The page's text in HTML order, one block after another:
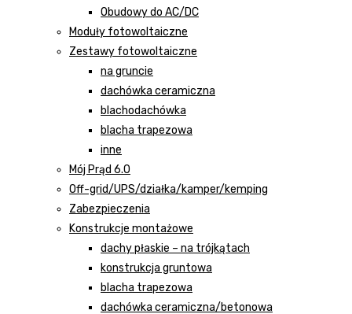
Obudowy do AC/DC
Moduły fotowoltaiczne
Zestawy fotowoltaiczne
na gruncie
dachówka ceramiczna
blachodachówka
blacha trapezowa
inne
Mój Prąd 6.0
Off-grid/UPS/działka/kamper/kemping
Zabezpieczenia
Konstrukcje montażowe
dachy płaskie – na trójkątach
konstrukcja gruntowa
blacha trapezowa
dachówka ceramiczna/betonowa